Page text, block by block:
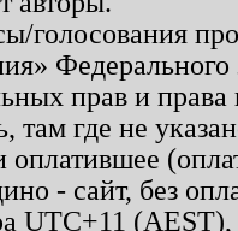
голосования
прав и
там где не
оплатившее
- сайт, без
UTC+11